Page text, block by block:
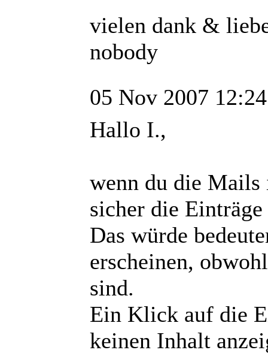
vielen dank &
nobody
05 Nov 2007 12:24
Hallo I.,
wenn du die
sicher die
Das würde
erscheinen,
sind.
Ein Klick auf die
keinen Inhalt